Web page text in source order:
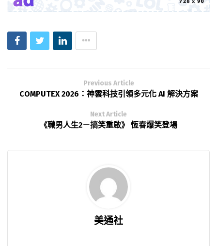
Previous Article
COMPUTEX 2026：神雲科技引領多元化 AI 解決方案
Next Article
《職男人生2－搞笑重啟》 恆春爆笑登場
美通社